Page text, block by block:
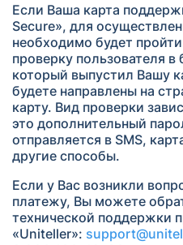
Если Ваша карта
Secure», для
необходимо будет
проверку пользователя в
который выпустил Вашу
будете направлены на
карту. Вид проверки
это дополнительный
отправляется в SMS,
другие способы.
Если у Вас возникли
платежу, Вы можете
технической поддержки
«Uniteller»: